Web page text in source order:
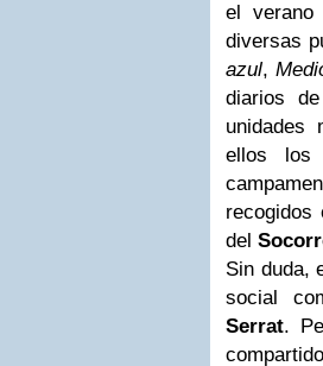
el verano
diversas
azul,
diarios
unidades
ellos los
recogidos
del
Sin duda,
social
Serrat.